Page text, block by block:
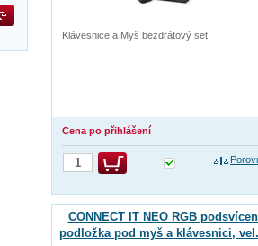
Klávesnice a Myš bezdrátový set
Cena po přihlášení
CONNECT IT NEO RGB
podložka pod myš a klávesnici,